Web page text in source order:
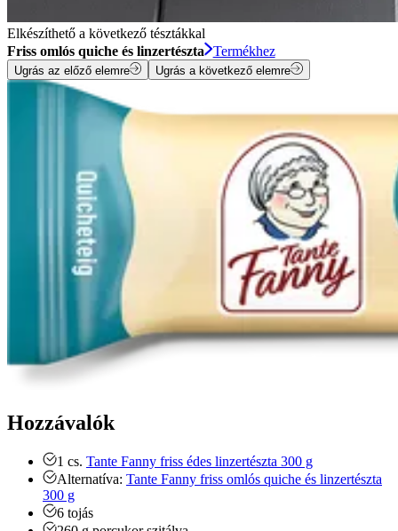
Elkészíthető a következő tésztákkal
Friss omlós quiche és linzertészta
Termékhez
Ugrás az előző elemre Ugrás a következő elemre
Hozzávalók
1 cs. Tante Fanny friss édes linzertészta 300 g
Alternatíva: Tante Fanny friss omlós quiche és linzertészta
300 g
6 tojás